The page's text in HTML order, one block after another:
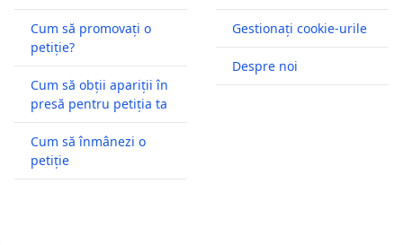
Cum să promovați o
petiție?
Cum să obții apariții în
presă pentru petiția ta
Cum să înmânezi o
petiție
Gestionați cookie-urile
Despre noi